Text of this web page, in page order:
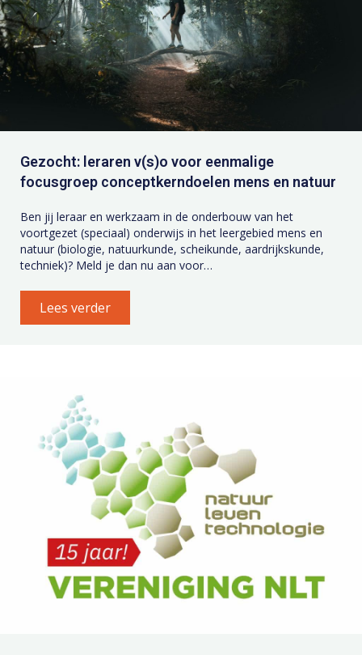
Gezocht: leraren v(s)o voor eenmalige
focusgroep conceptkerndoelen mens en natuur
Ben jij leraar en werkzaam in de onderbouw van het
voortgezet (speciaal) onderwijs in het leergebied mens en
natuur (biologie, natuurkunde, scheikunde, aardrijkskunde,
techniek)? Meld je dan nu aan voor…
Lees verder